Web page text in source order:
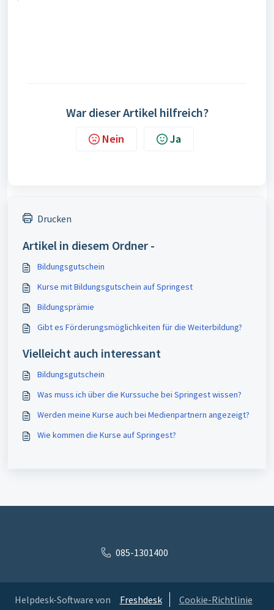
War dieser Artikel hilfreich?
Nein Ja
Drucken
Artikel in diesem Ordner -
Bildungsgutschein
Kurse mit Bildungsgutschein auf Springest
Bildungsprämie
Gibt es Förderungsmöglichkeiten für die Weiterbildung?
Vielleicht auch interessant
Bildungsgutschein
Was muss ich über die Kurssuche bei Springest wissen?
Werden meine Kurse auch bei Medienpartnern angezeigt?
Wie kommen die Kurse auf Springest?
085-1301400
Helpdesk-Software von Freshdesk Cookie-Richtlinie